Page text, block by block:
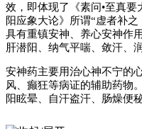
效，即体现了《素问•至真要
阳应象大论》所谓“虚者补
具有重镇安神、养心安神作
肝潜阳、纳气平喘、敛汗、
安神药主要用治心神不宁的
风、癫狂等病证的辅助药物
阳眩晕、自汗盗汗、肠燥便
安神药主要用治心神不宁的